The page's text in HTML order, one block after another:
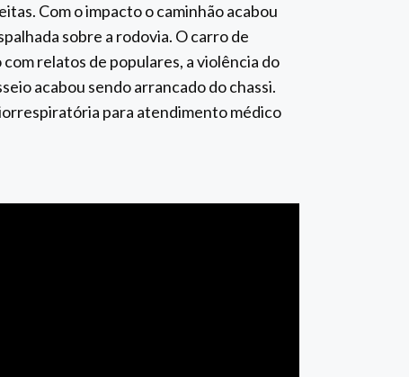
Com o impacto o caminhão acabou
sobre a rodovia. O carro de
relatos de populares, a violência do
acabou sendo arrancado do chassi.
para atendimento médico